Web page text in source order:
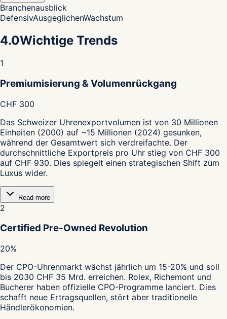
Branchenausblick
DefensivAusgeglichenWachstum
4.0Wichtige Trends
1
Premiumisierung & Volumenrückgang
CHF 300
Das Schweizer Uhrenexportvolumen ist von 30 Millionen
Einheiten (2000) auf ~15 Millionen (2024) gesunken,
während der Gesamtwert sich verdreifachte. Der
durchschnittliche Exportpreis pro Uhr stieg von CHF 300
auf CHF 930. Dies spiegelt einen strategischen Shift zum
Luxus wider.
Read more
2
Certified Pre-Owned Revolution
20%
Der CPO-Uhrenmarkt wächst jährlich um 15-20% und soll
bis 2030 CHF 35 Mrd. erreichen. Rolex, Richemont und
Bucherer haben offizielle CPO-Programme lanciert. Dies
schafft neue Ertragsquellen, stört aber traditionelle
Händlerökonomien.